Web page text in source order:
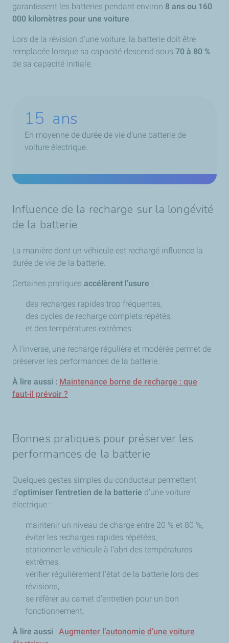
garantissent les batteries pendant environ 8 ans ou 160
000 kilomètres pour une voiture.
Lors de la révision d'une voiture, la batterie doit être
remplacée lorsque sa capacité descend sous 70 à 80 %
de sa capacité initiale.
15 ans
En moyenne de durée de vie d’une batterie de
voiture électrique.
Influence de la recharge sur la longévité
de la batterie
La manière dont un véhicule est rechargé influence la
durée de vie de la batterie.
Certaines pratiques accélèrent l’usure :
des recharges rapides trop fréquentes,
des cycles de recharge complets répétés,
et des températures extrêmes.
À l’inverse, une recharge régulière et modérée permet de
préserver les performances de la batterie.
À lire aussi : Maintenance borne de recharge : que
faut-il prévoir ?
Bonnes pratiques pour préserver les
performances de la batterie
Quelques gestes simples du conducteur permettent
d’optimiser l’entretien de la batterie d’une voiture
électrique :
maintenir un niveau de charge entre 20 % et 80 %,
éviter les recharges rapides répétées,
stationner le véhicule à l’abri des températures
extrêmes,
vérifier régulièrement l’état de la batterie lors des
révisions,
se référer au carnet d'entretien pour un bon
fonctionnement.
À lire aussi : Augmenter l’autonomie d’une voiture